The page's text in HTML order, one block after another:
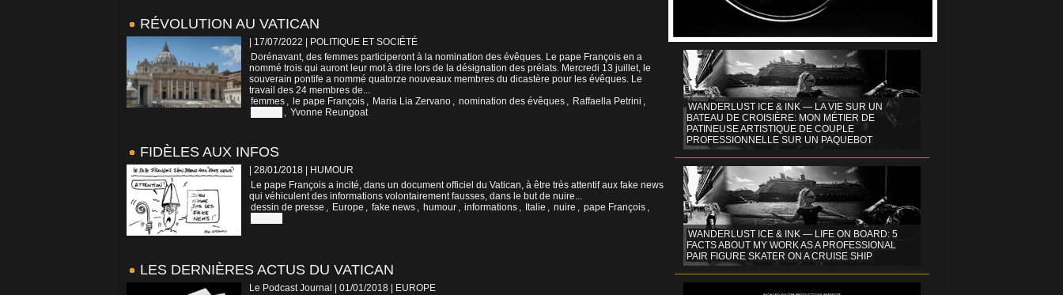
RÉVOLUTION AU VATICAN
| 17/07/2022
POLITIQUE ET SOCIÉTÉ
Dorénavant, des femmes participeront à la nomination des évêques. Le pape François en a
nommé trois qui auront leur mot à dire lors de la désignation des prélats. Mercredi 13 juillet, le
souverain pontife a nommé quatorze nouveaux membres du dicastère pour les évêques. Le
travail des 24 membres de...
femmes , le pape François , Maria Lia Zervano , nomination des évêques , Raffaella Petrini ,
, Yvonne Reungoat
FIDÈLES AUX INFOS
| 28/01/2018
HUMOUR
Le pape François a incité, dans un document officiel du Vatican, à être très attentif aux fake news
qui véhiculent des informations volontairement fausses, dans le but de nuire...
dessin de presse , Europe , fake news , humour , informations , Italie , nuire , pape François ,
LES DERNIÈRES ACTUS DU VATICAN
Le Podcast Journal | 01/01/2018
EUROPE
WANDERLUST ICE & INK — LA VIE SUR UN
BATEAU DE CROISIÈRE: MON MÉTIER DE
PATINEUSE ARTISTIQUE DE COUPLE
PROFESSIONNELLE SUR UN PAQUEBOT
WANDERLUST ICE & INK — LIFE ON BOARD: 5
FACTS ABOUT MY WORK AS A PROFESSIONAL
PAIR FIGURE SKATER ON A CRUISE SHIP